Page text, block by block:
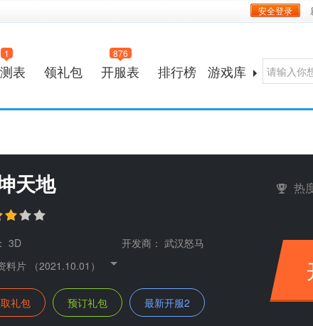
安全登录
表
1
领礼包 开服表
876
排行榜 游戏库
天地 热
3D 开发商： 武汉怒马
料片 （2021.10.01）
礼包 预订礼包 最新开服2